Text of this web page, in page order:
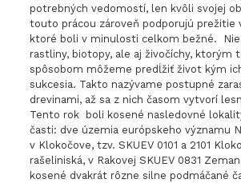
potrebných vedomostí, len kvôli svojej
touto prácou zároveň podporujú prežitie
ktoré boli v minulosti celkom bežné.
rastliny, biotopy, ale aj živočíchy, ktorým
spôsobom môžeme predĺžiť život kým
sukcesia. Takto nazývame postupné
drevinami, až sa z nich časom vytvorí
Tento rok boli kosené nasledovné
časti: dve územia európskeho významu
v Klokočove, tzv. SKUEV 0101 a 2101
rašeliniská, v Rakovej SKUEV 0831
kosené dvakrát rôzne silne podmáčané